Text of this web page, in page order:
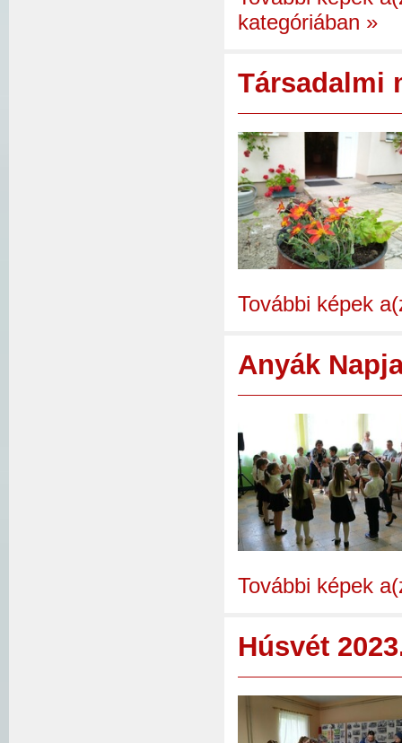
kategóriában »
Társadalmi
További képek
Anyák
További képek
Húsvét